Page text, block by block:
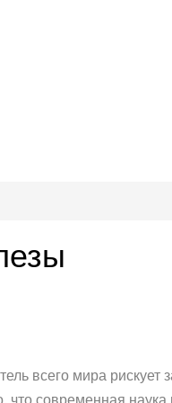
всего мира рискует
что современная